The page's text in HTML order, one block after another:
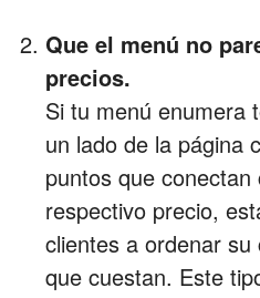
Que el menú no
precios.
Si tu menú enumera
un lado de la página
puntos que
respectivo precio,
clientes a ordenar
que cuestan. Este